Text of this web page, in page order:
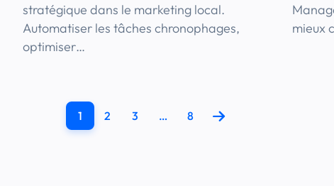
stratégique dans le marketing local.
Automatiser les tâches chronophages,
optimiser…
mieux
1 2 3 … 8